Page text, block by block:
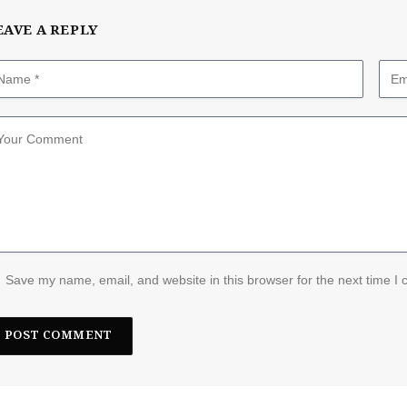
A REPLY
Save my name, email, and website in this browser for the next time I